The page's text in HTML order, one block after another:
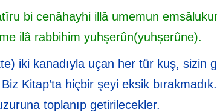
bi cenâhayhi illâ umemun
ilâ rabbihim yuhşerûn(yuhşerûne).
iki kanadıyla uçan her tür kuş, sizin
Kitap’ta hiçbir şeyi eksik bırakmadık.
toplanıp getirilecekler.